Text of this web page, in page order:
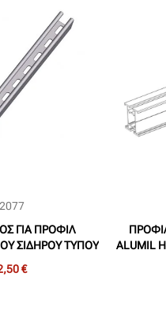
2077
ΓΙΑ ΠΡΟΦΙΛ
ΣΙΔΗΡΟΥ ΤΥΠΟΥ
€
ALUMIL